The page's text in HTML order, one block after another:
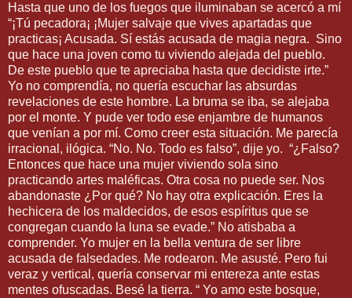
Hasta que uno de los fuegos que iluminaban se acercó a mí
“¡Tú pecadora¡ ¡Mujer salvaje que vives apartadas que
practicas¡ Acusada. Sí estás acusada de magia negra. Sino
que hace una joven como tu viviendo alejada del pueblo.
De este pueblo que te apreciaba hasta que decidiste irte.”
Yo no comprendía, no quería escuchar las absurdas
revelaciones de este hombre. La bruma se iba, se alejaba
por el monte. Y pude ver todo ese enjambre de humanos
que venían a por mí. Como creer esta situación. Me parecía
irracional, ilógica. “No. No. Todo es falso”, dije yo. “¿Falso?
Entonces que hace una mujer viviendo sola sino
practicando artes maléficas. Otra cosa no puede ser. Nos
abandonaste ¿Por qué? No hay otra explicación. Eres la
hechicera de los maldecidos, de esos espíritus que se
congregan cuando la luna se evade.” No atisbaba a
comprender. Yo mujer en la bella ventura de ser libre
acusada de falsedades. Me rodearon. Me asusté. Pero fui
veraz y vertical, quería conservar mi entereza ante estas
mentes ofuscadas. Besé la tierra. “ Yo amo este bosque,